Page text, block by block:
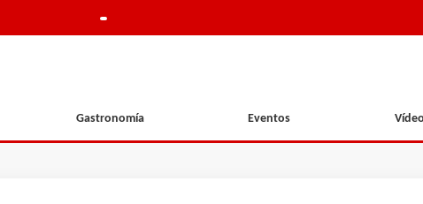
Gastronomía Eventos